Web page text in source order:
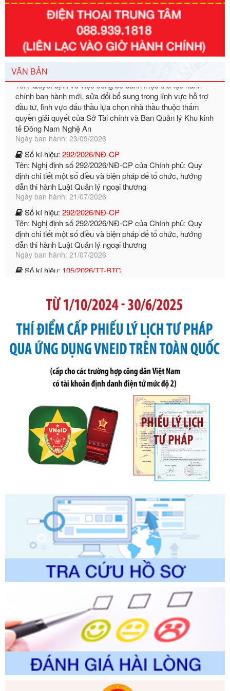
VĂN BẢN
Số kí hiệu:351/2025/NĐ-CP
Tên: Nghị định số 351/2025/NĐ-CP của Chính phủ: Quy
định chuẩn nghèo đa chiều quốc gia giai đoạn 2026 - 2030
Ngày ban hành: 29/12/2026
Số kí hiệu:3014/QĐ-UBND
chính ban hành mới, sửa đổi bổ sung trong lĩnh vực hỗ trợ
đầu tư, lĩnh vực đấu thầu lựa chọn nhà thầu thuộc thẩm
quyền giải quyết của Sở Tài chính và Ban Quản lý Khu kinh
tế Đông Nam Nghệ An
Ngày ban hành: 23/09/2026
Số kí hiệu: 292/2026/NĐ-CP
Tên: Nghị định số 292/2026/NĐ-CP của Chính phủ: Quy
định chi tiết một số điều và biện pháp để tổ chức, hướng
dẫn thi hành Luật Quản lý ngoại thương
Ngày ban hành: 21/07/2026
Số kí hiệu:292/2026/NĐ-CP
Tên: Nghị định số 292/2026/NĐ-CP của Chính phủ: Quy
định chi tiết một số điều và biện pháp để tổ chức, hướng
dẫn thi hành Luật Quản lý ngoại thương
Ngày ban hành: 21/07/2026
Số kí hiệu:105/2026/TT-BTC
Tên: Thông tư số 105/2026/TT-BTC của Bộ Tài chính: Bãi
bỏ Thông tư số 87/2019/TT- BТC ngày 19 tháng 12 năm
Ngày ban hành: 21/07/2026
Số kí hiệu:
291/2026/NĐ-CP
Tên: Nghị định số 291/2026/NĐ-CP của Chính phủ: Sửa
đổi, bổ sung một số điều của Nghị định số 125/2020/NĐ-СР
ngày 19 tháng 10 năm 2020 của Chính phủ quy định xử
phạt vi phạm hành chính về thuế, hóa đơn được sửa đổi, bổ
sung bởi Nghị định số 102/2021/NĐ-CP
Ngày ban hành: 20/07/2026
Tên: Quyết định công bố Danh mục thủ tục hành chính mới
ban hành, được sửa đổi, bổ sung, bị bãi bỏ và phê duyệt
Quy trình nội bộ, quy trình điện tử giải quyết thủ tục hành
chính trong một số lĩnh vực thuộc phạm vi chức năng quản
lý của Sở Văn hóa, Thể tha
Ngày ban hành: 01/06/2026
được sửa đổi, bổ sung và phê duyệt Quy trình nội bộ, quy
trình điện tử giải quyết thủ tục hành chính trong lĩnh vực Du
lịch thuộc phạm vi chức năng quản lý của Sở Văn hóa, Thể
thao và Du lịch
Ngày ban hành: 01/06/2026
Số kí hiệu:2310/QĐ-UBND
Tên: Về việc công bố Danh mục thủ tục hành chính sửa
đổi, bổ sung và phê duyệt Quy trình nội bộ, quy trình điện tử
trong giải quyết thủtục hành chính lĩnh vực biến đổi khí hậu
thuộc phạm vi giải quyết của Sở Nông nghiệp và Môi
Ngày ban hành: 01/06/2026
Số kí hiệu:
2300/QĐ-UBND
Tên: V/v công bố danh mục thủ tục hành chính được sửa
đổi, bổ sung và phê duyệt quy trình nội bộ, quy trình điện tử
giải quyết thủ tục hành chính trong lĩnh vực Luật sư thuộc
Ngày ban hành: 01/06/2026